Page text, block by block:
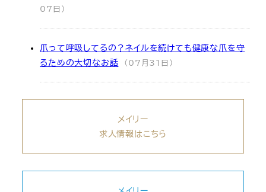
07日)
爪って呼吸してるの？ネイルを続けても健康な爪を守
るための大切なお話
(07月31日)
メイリー
求人情報はこちら